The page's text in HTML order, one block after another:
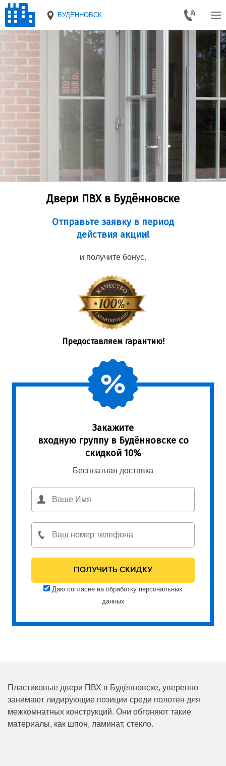
БУДЁННОВСК
Двери ПВХ в Будённовске
Отправьте заявку в период
действия акции!
и получите бонус.
Предоставляем гарантию!
Закажите
входную группу в Будённовске со
скидкой 10%
Бесплатная доставка
Даю согласие на обработку персональных
данных
Пластиковые двери ПВХ в Будённовске, уверенно
занимают лидирующие позиции среди полотен для
межкомнатных конструкций. Они обгоняют такие
материалы, как шпон, ламинат, стекло.